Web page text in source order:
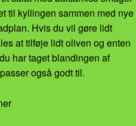
til kyllingen sammen med nye
Hvis du vil gøre lidt
at tilføje lidt oliven og enten
har taget blandingen af
også godt til.